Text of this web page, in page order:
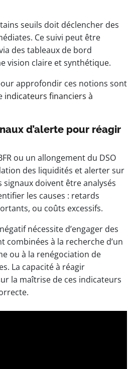
seuils doit déclencher des
Ce suivi peut être
des tableaux de bord
vision claire et synthétique.
approfondir ces notions sont
indicateurs financiers à
d’alerte pour réagir
ou un allongement du DSO
des liquidités et alerter sur
doivent être analysés
les causes : retards
ou coûts excessifs.
nécessite d’engager des
combinées à la recherche d’un
ou à la renégociation de
La capacité à réagir
la maîtrise de ces indicateurs